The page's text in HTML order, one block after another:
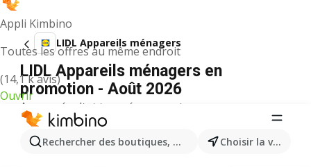
Appli Kimbino
Toutes les offres au même endroit
(14,1 k avis)
Ouvrir
Rechercher des boutiques, des catégories, des Choisir la ville
LIDL Appareils ménagers
LIDL Appareils ménagers en
promotion - Août 2026
Aucun résultat trouvé pour ce terme.
D’autres produits dans les magasins
LIDL